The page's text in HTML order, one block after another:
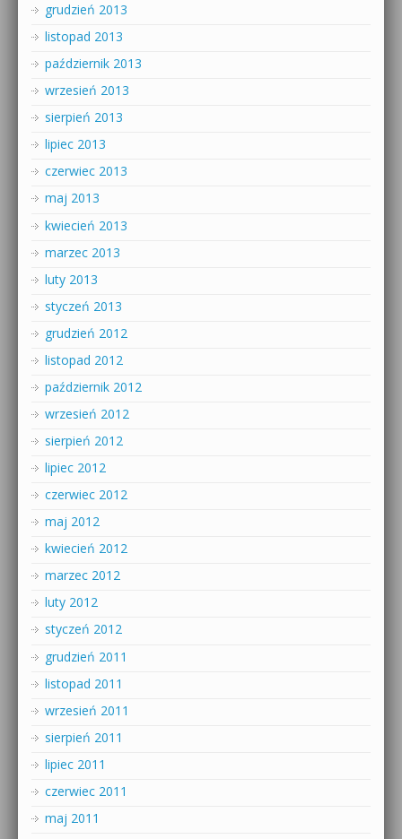
grudzień 2013
listopad 2013
październik 2013
wrzesień 2013
sierpień 2013
lipiec 2013
czerwiec 2013
maj 2013
kwiecień 2013
marzec 2013
luty 2013
styczeń 2013
grudzień 2012
listopad 2012
październik 2012
wrzesień 2012
sierpień 2012
lipiec 2012
czerwiec 2012
maj 2012
kwiecień 2012
marzec 2012
luty 2012
styczeń 2012
grudzień 2011
listopad 2011
wrzesień 2011
sierpień 2011
lipiec 2011
czerwiec 2011
maj 2011